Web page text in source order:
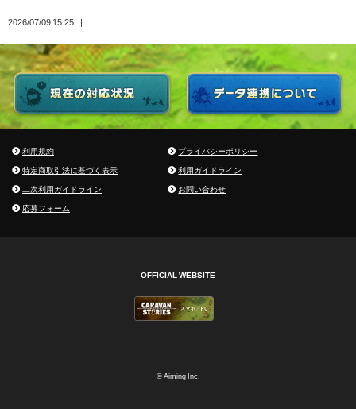
2026/07/09 15:25
利用規約
プライバシーポリシー
特定商取引法に基づく表示
利用ガイドライン
二次利用ガイドライン
お問い合わせ
応募フォーム
OFFICIAL WEBSITE
© Aiming Inc.